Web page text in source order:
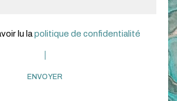
lu lapolitique de confidentialité